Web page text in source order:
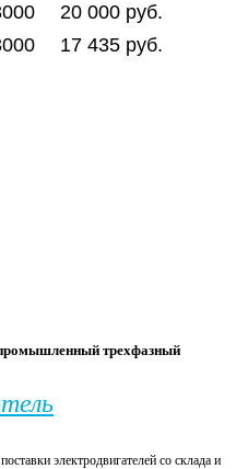
20 000 руб.
17 435 руб.
трехфазный
электродвигателей со склада и